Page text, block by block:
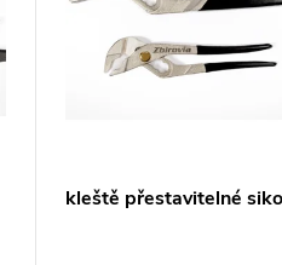
kleště přestavitelné